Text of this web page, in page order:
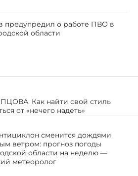
предупредил о работе ПВО в
области
Как найти свой стиль
от «нечего надеть»
сменится дождями
ветром: прогноз погоды
области на неделю —
метеоролог